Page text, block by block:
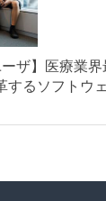
ーザ】医療業
するソフトウ